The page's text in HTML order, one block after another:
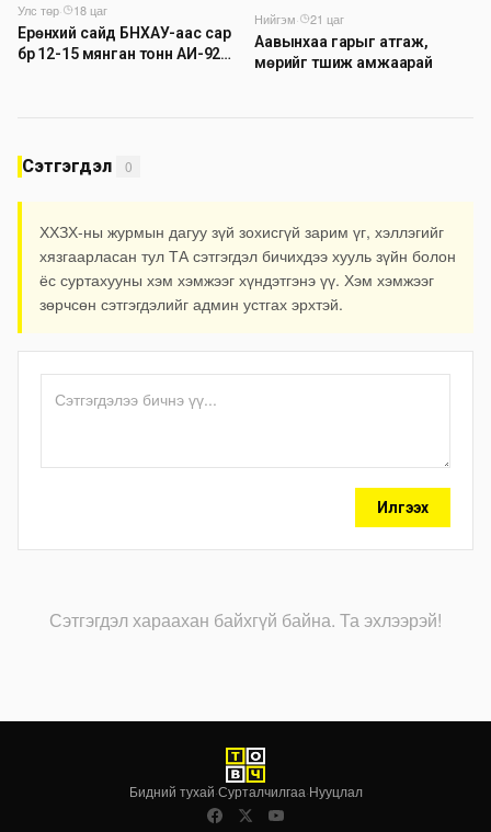
Улс төр·
18 цаг
Ерөнхий сайд БНХАУ-аас сар
бүр 12-15 мянган тонн АИ-92
Нийгэм·
21 цаг
Аавынхаа гарыг атгаж,
мөрийг түшиж амжаарай
Сэтгэгдэл 0
ХХЗХ-ны журмын дагуу зүй зохисгүй зарим үг, хэллэгийг
хязгаарласан тул ТА сэтгэгдэл бичихдээ хууль зүйн болон
ёс суртахууны хэм хэмжээг хүндэтгэнэ үү. Хэм хэмжээг
зөрчсөн сэтгэгдэлийг админ устгах эрхтэй.
Илгээх
Сэтгэгдэл хараахан байхгүй байна. Та эхлээрэй!
Бидний тухай·Сурталчилгаа·Нууцлал